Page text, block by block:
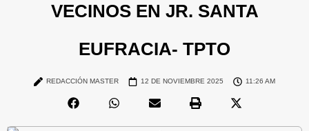
VECINOS EN JR. SANTA
EUFRACIA- TPTO
REDACCIÓN MASTER 12 DE NOVIEMBRE 2025 11:26 AM